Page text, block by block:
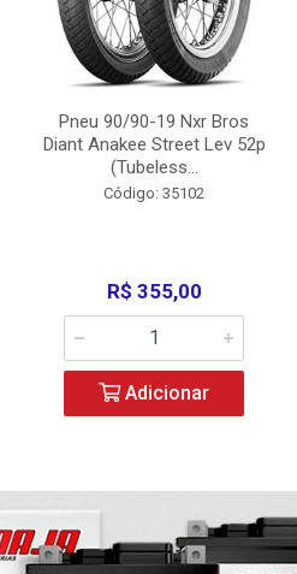
Pneu 90/90-19 Nxr Bros
Diant Anakee Street Lev 52p
(Tubeless...
Código: 35102
R$ 355,00
Adicionar